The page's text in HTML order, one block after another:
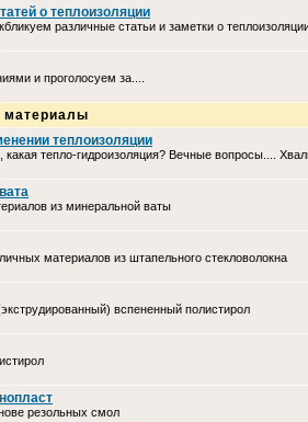
о теплоизоляции
различные статьи и заметки о
и проголосуем за....
материалы
теплоизоляции
какая тепло-гидроизоляция? Вечные вопросы....
из минеральной ваты
материалов из штапельного стекловолокна
вспененный полистирол
резольных смол